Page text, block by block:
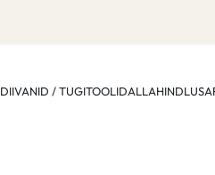
DIIVANID / TUGITOOLIDALLAHINDLUS